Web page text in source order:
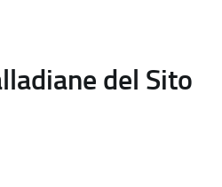
del Sito